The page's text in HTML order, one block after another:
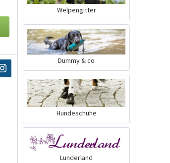
Welpengitter
Dummy & co
Hundeschuhe
Lunderland